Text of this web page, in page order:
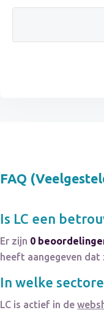
FAQ
Is LC een
Er zijn 0
heeft aangegeven dat
In welke
LC is actief in de